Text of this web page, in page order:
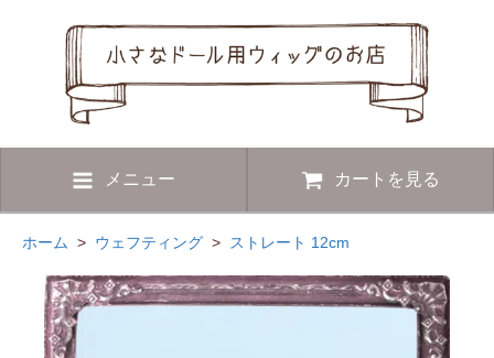
メニュー カートを見る
ホーム > ウェフティング > ストレート 12cm